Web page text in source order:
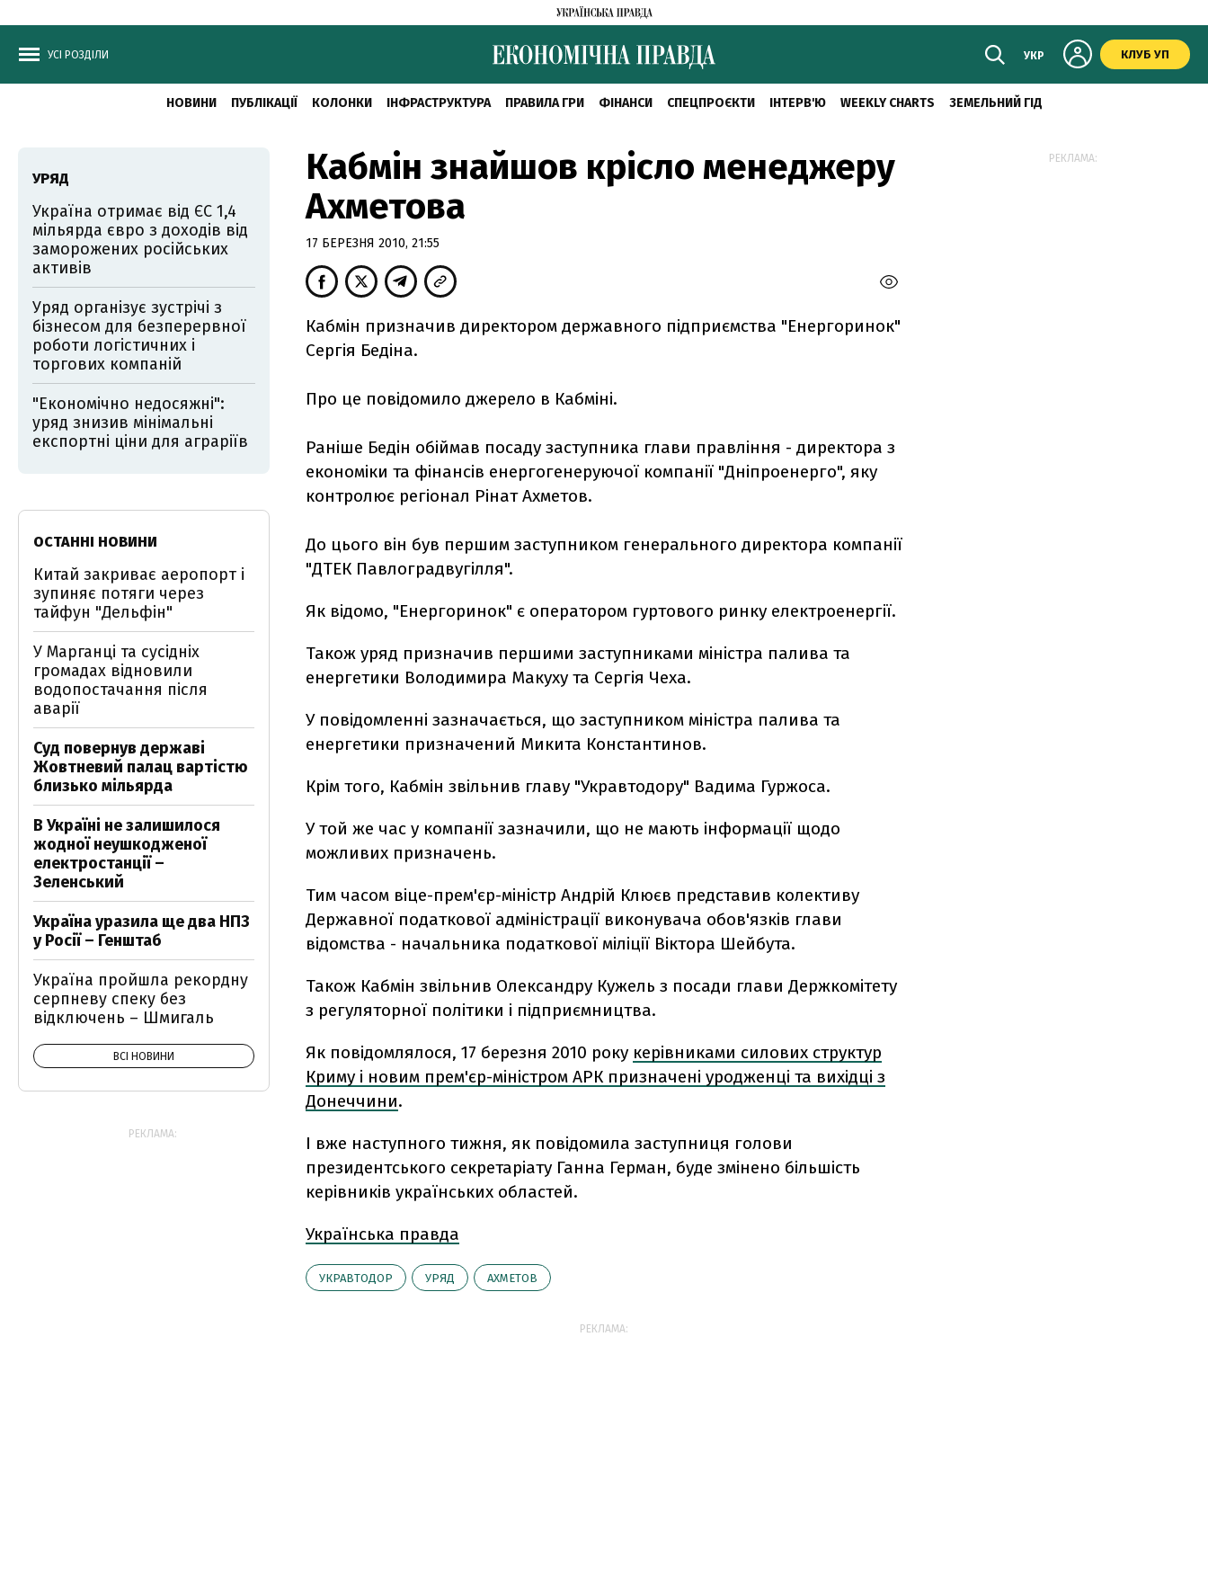
УСІ РОЗДІЛИ УКР КЛУБ УП
НОВИНИ ПУБЛІКАЦІЇ КОЛОНКИ ІНФРАСТРУКТУРА ПРАВИЛА ГРИ ФІНАНСИ СПЕЦПРОЄКТИ ІНТЕРВ'Ю WEEKLY CHARTS ЗЕМЕЛЬНИЙ ГІД
Кабмін знайшов крісло менеджеру
Ахметова
17 БЕРЕЗНЯ 2010, 21:55
Кабмін призначив директором державного підприємства "Енергоринок"
Сергія Бедіна.
Про це повідомило джерело в Кабміні.
Раніше Бедін обіймав посаду заступника глави правління - директора з
економіки та фінансів енергогенеруючої компанії "Дніпроенерго", яку
контролює регіонал Рінат Ахметов.
До цього він був першим заступником генерального директора компанії
"ДТЕК Павлоградвугілля".
Як відомо, "Енергоринок" є оператором гуртового ринку електроенергії.
Також уряд призначив першими заступниками міністра палива та
енергетики Володимира Макуху та Сергія Чеха.
У повідомленні зазначається, що заступником міністра палива та
енергетики призначений Микита Константинов.
Крім того, Кабмін звільнив главу "Укравтодору" Вадима Гуржоса.
У той же час у компанії зазначили, що не мають інформації щодо
можливих призначень.
Тим часом віце-прем'єр-міністр Андрій Клюєв представив колективу
Державної податкової адміністрації виконувача обов'язків глави
відомства - начальника податкової міліції Віктора Шейбута.
Також Кабмін звільнив Олександру Кужель з посади глави Держкомітету
з регуляторної політики і підприємництва.
Як повідомлялося, 17 березня 2010 року керівниками силових структур
Криму і новим прем'єр-міністром АРК призначені уродженці та вихідці з
Донеччини.
І вже наступного тижня, як повідомила заступниця голови
президентського секретаріату Ганна Герман, буде змінено більшість
керівників українських областей.
Українська правда
УКРАВТОДОР УРЯД АХМЕТОВ
РЕКЛАМА:
УРЯД
Україна отримає від ЄС 1,4
мільярда євро з доходів від
заморожених російських
активів
Уряд організує зустрічі з
бізнесом для безперервної
роботи логістичних і
торгових компаній
"Економічно недосяжні":
уряд знизив мінімальні
експортні ціни для аграріїв
ОСТАННІ НОВИНИ
Китай закриває аеропорт і
зупиняє потяги через
тайфун "Дельфін"
У Марганці та сусідніх
громадах відновили
водопостачання після
аварії
Суд повернув державі
Жовтневий палац вартістю
близько мільярда
В Україні не залишилося
жодної неушкодженої
електростанції –
Зеленський
Україна уразила ще два НПЗ
у Росії – Генштаб
Україна пройшла рекордну
серпневу спеку без
відключень – Шмигаль
ВСІ НОВИНИ
РЕКЛАМА:
РЕКЛАМА: